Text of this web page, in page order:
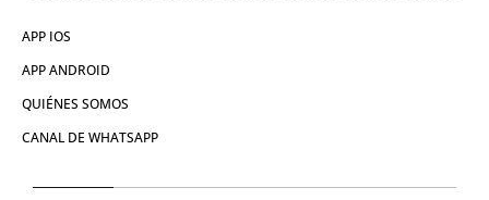
APP IOS
APP ANDROID
QUIÉNES SOMOS
CANAL DE WHATSAPP